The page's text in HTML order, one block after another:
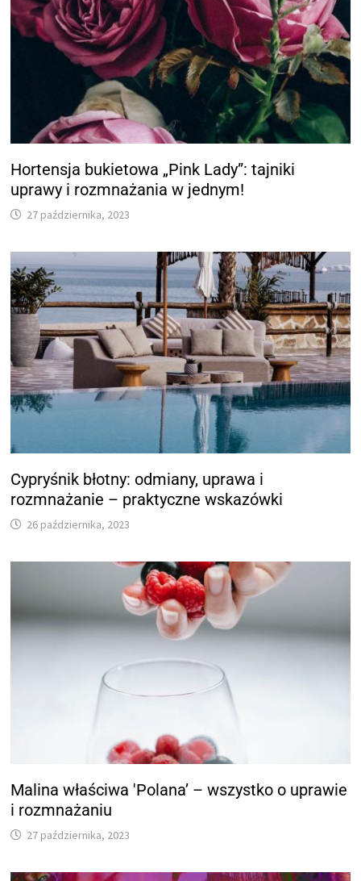
Hortensja bukietowa „Pink Lady”: tajniki
uprawy i rozmnażania w jednym!
27 października, 2023
Cypryśnik błotny: odmiany, uprawa i
rozmnażanie – praktyczne wskazówki
26 października, 2023
Malina właściwa 'Polana’ – wszystko o uprawie
i rozmnażaniu
27 października, 2023